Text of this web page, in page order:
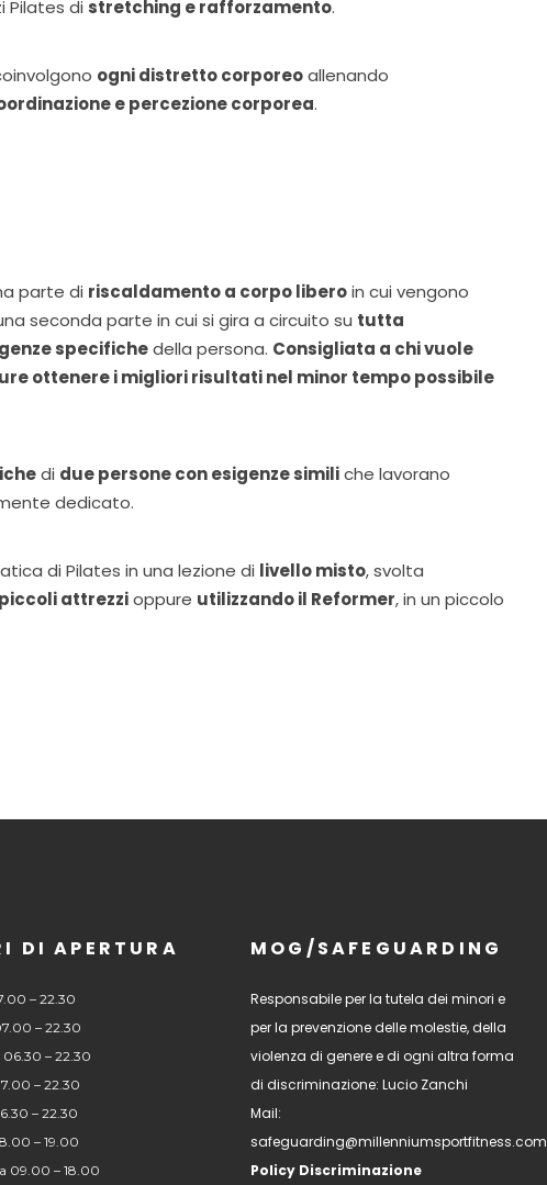
Pilates di stretching e rafforzamento.
ogni distretto corporeoallenando
e percezione corporea.
parte di riscaldamento a corpo liberoin cui vengono
seconda parte in cui si gira a circuito su tutta
specifichedella persona. Consigliata a chi vuole
ottenere i migliori risultati nel minor tempo possibile
di due persone con esigenze similiche lavorano
dedicato.
di Pilates in una lezione di livello misto, svolta
attrezzioppure utilizzando il Reformer, in un piccolo
DI APERTURA
– 22.30
– 22.30
06.30 – 22.30
– 22.30
– 22.30
– 19.00
09.00 – 18.00
MOG/SAFEGUARDING
Responsabile per la tutela dei minori e
per la prevenzione delle molestie, della
violenza di genere e di ogni altra forma
di discriminazione: Lucio Zanchi
Mail:
safeguarding@millenniumsportfitness.com
Policy Discriminazione